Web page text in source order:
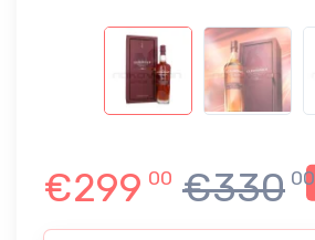
€299 00 €330 00